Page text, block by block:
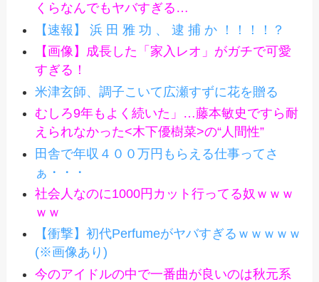
くらなんでもヤバすぎる…
【速報】 浜 田 雅 功 、 逮 捕 か ！！！！？
【画像】成長した「家入レオ」がガチで可愛
すぎる！
米津玄師、調子こいて広瀬すずに花を贈る
むしろ9年もよく続いた」…藤本敏史ですら耐
えられなかった<木下優樹菜>の“人間性”
田舎で年収４００万円もらえる仕事ってさ
ぁ・・・
社会人なのに1000円カット行ってる奴ｗｗｗ
ｗｗ
【衝撃】初代Perfumeがヤバすぎるｗｗｗｗｗ
(※画像あり)
今のアイドルの中で一番曲が良いのは秋元系